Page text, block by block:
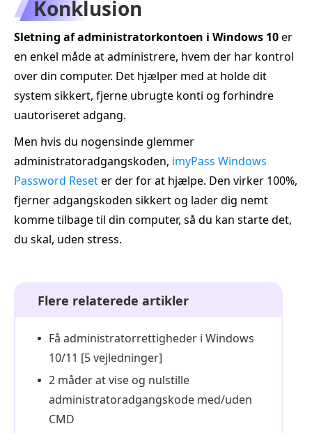
Konklusion
Sletning af administratorkontoen i Windows 10er
en enkel måde at administrere, hvem der har kontrol
over din computer. Det hjælper med at holde dit
system sikkert, fjerne ubrugte konti og forhindre
uautoriseret adgang.
Men hvis du nogensinde glemmer
administratoradgangskoden, imyPass Windows
Password Reseter der for at hjælpe. Den virker 100%,
fjerner adgangskoden sikkert og lader dig nemt
komme tilbage til din computer, så du kan starte det,
du skal, uden stress.
Flere relaterede artikler
Få administratorrettigheder i Windows
10/11 [5 vejledninger]
2 måder at vise og nulstille
administratoradgangskode med/uden
CMD